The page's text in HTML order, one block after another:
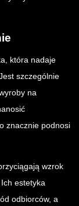
która nadaje
szczególnie
na
znacznie podnosi
wzrok
estetyka
odbiorców, a